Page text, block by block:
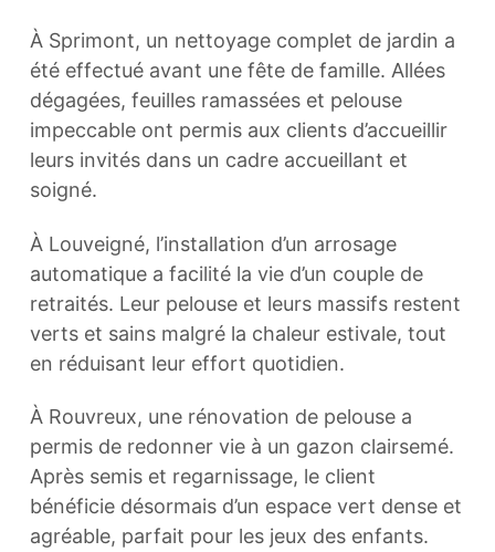
À Sprimont, un nettoyage complet de jardin a
été effectué avant une fête de famille. Allées
dégagées, feuilles ramassées et pelouse
impeccable ont permis aux clients d’accueillir
leurs invités dans un cadre accueillant et
soigné.
À Louveigné, l’installation d’un arrosage
automatique a facilité la vie d’un couple de
retraités. Leur pelouse et leurs massifs restent
verts et sains malgré la chaleur estivale, tout
en réduisant leur effort quotidien.
À Rouvreux, une rénovation de pelouse a
permis de redonner vie à un gazon clairsemé.
Après semis et regarnissage, le client
bénéficie désormais d’un espace vert dense et
agréable, parfait pour les jeux des enfants.